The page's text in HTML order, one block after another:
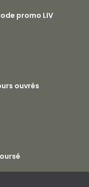
promo LIV
ouvrés